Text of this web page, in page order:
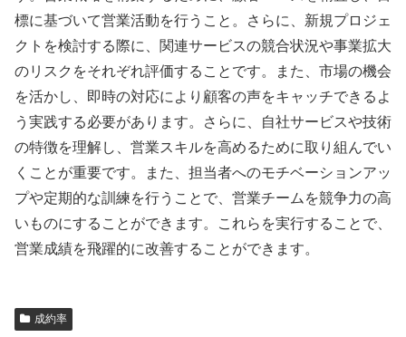
標に基づいて営業活動を行うこと。さらに、新規プロジェ
クトを検討する際に、関連サービスの競合状況や事業拡大
のリスクをそれぞれ評価することです。また、市場の機会
を活かし、即時の対応により顧客の声をキャッチできるよ
う実践する必要があります。さらに、自社サービスや技術
の特徴を理解し、営業スキルを高めるために取り組んでい
くことが重要です。また、担当者へのモチベーションアッ
プや定期的な訓練を行うことで、営業チームを競争力の高
いものにすることができます。これらを実行することで、
営業成績を飛躍的に改善することができます。
成約率